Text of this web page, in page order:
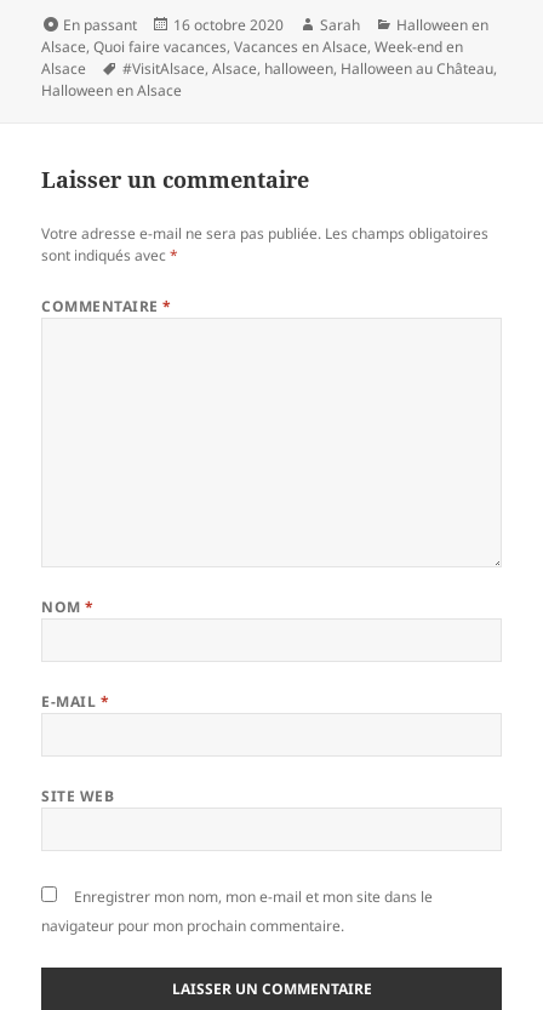
Format
En passant
Publié
le
16 octobre 2020 Auteur
Sarah Catégories
Halloween en
Alsace,Quoi faire vacances,Vacances en Alsace,Week-end en
Alsace
Mots-
clés
#VisitAlsace,Alsace, halloween, Halloween au Château,
Halloween en Alsace
Laisser un commentaire
Votre adresse e-mail ne sera pas publiée. Les champs obligatoires
sont indiqués avec*
COMMENTAIRE*
NOM*
E-MAIL *
SITE WEB
Enregistrer mon nom, mon e-mail et mon site dans le
navigateur pour mon prochain commentaire.